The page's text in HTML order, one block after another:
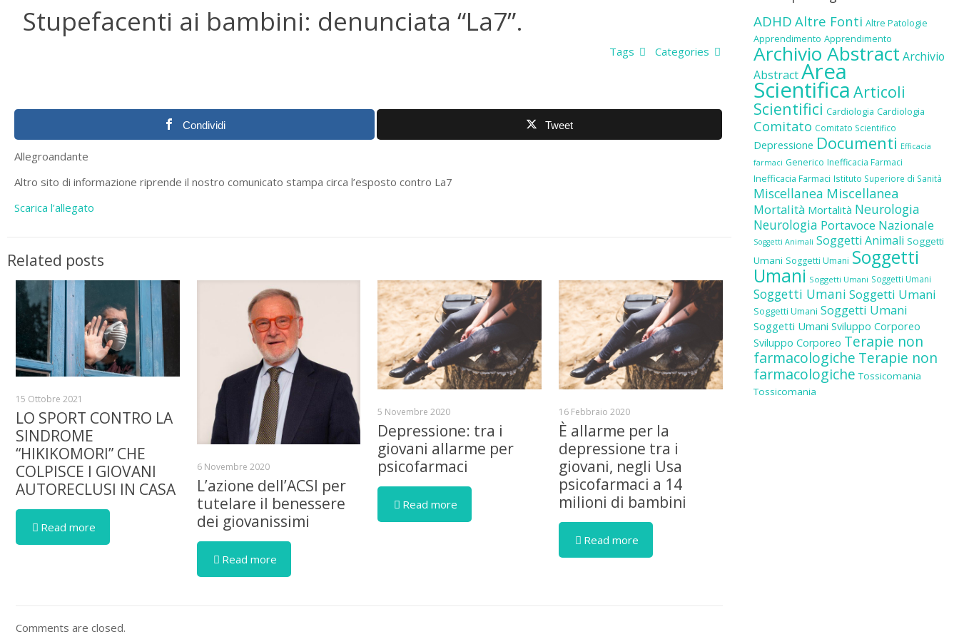
Stupefacenti ai bambini: denunciata “La7”.
Categories
Tags
Condividi Tweet
Allegroandante
Altro sito di informazione riprende il nostro comunicato stampa circa l’esposto contro La7
Scarica l’allegato
Related posts
15 Ottobre 2021
LO SPORT CONTRO LA
SINDROME
“HIKIKOMORI” CHE
COLPISCE I GIOVANI
AUTORECLUSI IN CASA
Read more
6 Novembre 2020
L’azione dell’ACSI per
tutelare il benessere
dei giovanissimi
Read more
5 Novembre 2020
Depressione: tra i
giovani allarme per
psicofarmaci
Read more
16 Febbraio 2020
È allarme per la
depressione tra i
giovani, negli Usa
psicofarmaci a 14
milioni di bambini
Read more
Comments are closed.
ADHD Altre Fonti Altre Patologie
Apprendimento Apprendimento
Archivio Abstract Archivio
AbstractArea
Scientifica Articoli
Scientifici Cardiologia Cardiologia
Comitato Comitato Scientifico
Depressione Documenti Efficacia
farmaci Generico Inefficacia Farmaci
Inefficacia Farmaci Istituto Superiore di Sanità
Miscellanea Miscellanea
Mortalità Mortalità Neurologia
Neurologia Portavoce Nazionale
Soggetti Animali Soggetti Animali Soggetti
Umani Soggetti Umani Soggetti
Umani Soggetti Umani Soggetti Umani
Soggetti Umani Soggetti Umani
Soggetti Umani Soggetti Umani
Soggetti Umani Sviluppo Corporeo
Sviluppo Corporeo Terapie non
farmacologiche Terapie non
farmacologiche Tossicomania
Tossicomania